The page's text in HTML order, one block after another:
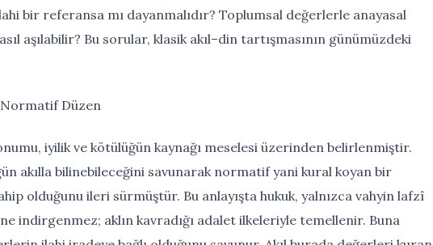
bir referansa mı dayanmalıdır? Toplumsal değerlerle anayasal
aşılabilir? Bu sorular, klasik akıl–din tartışmasının günümüzdeki
Normatif Düzen
iyilik ve kötülüğün kaynağı meselesi üzerinden belirlenmiştir.
akılla bilinebileceğini savunarak normatif yani kural koyan bir
olduğunu ileri sürmüştür. Bu anlayışta hukuk, yalnızca vahyin lafzî
indirgenmez; aklın kavradığı adalet ilkeleriyle temellenir. Buna